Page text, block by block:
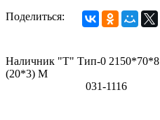
Поделиться:
Наличник "Т" Тип-0 2150*70*8
(20*3) M
031-1116